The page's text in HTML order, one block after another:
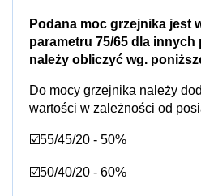
Podana moc grzejnika jest
parametru 75/65 dla innych
należy obliczyć wg.
Do mocy grzejnika należy
wartości w zależności od
☑️55/45/20 - 50%
☑️50/40/20 - 60%